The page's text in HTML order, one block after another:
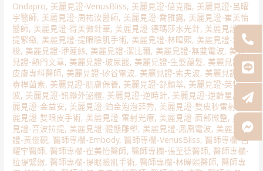
Ondapro, 美麗見證-VenusBliss, 美麗見證-倍克脂, 美麗見證-呂曜
宇醫師, 美麗見證-周祐汝醫師, 美麗見證-喬雅露, 美麗見證-崔美怡
醫師, 美麗見證-得美微針筆, 美麗見證-德瑪莎水光針, 美麗見證-拉
提緊緻, 美麗見證-提眼瞼肌手術, 美麗見證-林暐熙, 美麗見證-水飛
梭, 美麗見證-洢蓮絲, 美麗見證-潔比爾, 美麗見證-無雙電波, 美麗
見證-熱門文章, 美麗見證-玻尿酸, 美麗見證-生髮蘊髮, 美麗見證-
皮膚專科醫師, 美麗見證-矽谷電波, 美麗見證-索夫波, 美麗見證-肉
毒桿菌素, 美麗見證-肌膚保養, 美麗見證-舒顏萃, 美麗見證-英特
波, 美麗見證-訊聯外泌體, 美麗見證-逆時針, 美麗見證-逆齡星,
美
麗見證-金益安, 美麗見證-鉑金泡泡菲秀, 美麗見證-雙皮秒雷射
美
麗見證-雙眼皮手術, 美麗見證-雷射光療, 美麗見證-面部微整, 美麗
見證-音波拉提, 美麗見證-體態雕塑, 美麗見證-鳳凰電波, 美麗見
證-黃俊硯, 醫師專欄-Embody, 醫師專欄-VenusBliss, 醫師專欄-呂
曜宇醫師, 醫師專欄-崔美怡醫師, 醫師專欄-張至德醫師, 醫師專欄-
拉提緊緻, 醫師專欄-提眼瞼肌手術, 醫師專欄-林暐熙醫師, 醫師專